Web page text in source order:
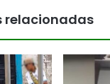
relacionadas